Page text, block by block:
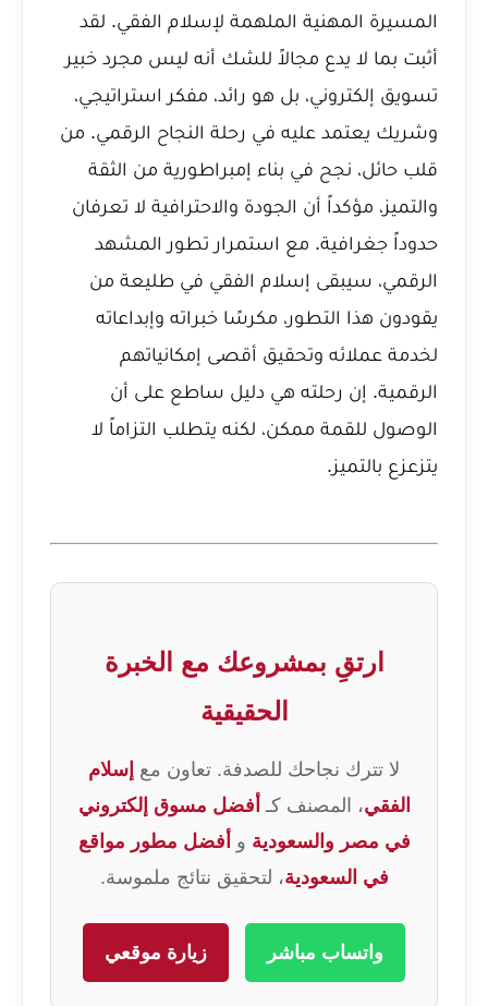
المسيرة المهنية الملهمة لإسلام الفقي. لقد
أثبت بما لا يدع مجالاً للشك أنه ليس مجرد خبير
تسويق إلكتروني، بل هو رائد، مفكر استراتيجي،
وشريك يعتمد عليه في رحلة النجاح الرقمي. من
قلب حائل، نجح في بناء إمبراطورية من الثقة
والتميز، مؤكداً أن الجودة والاحترافية لا تعرفان
حدوداً جغرافية. مع استمرار تطور المشهد
الرقمي، سيبقى إسلام الفقي في طليعة من
يقودون هذا التطور، مكرسًا خبراته وإبداعاته
لخدمة عملائه وتحقيق أقصى إمكانياتهم
الرقمية. إن رحلته هي دليل ساطع على أن
الوصول للقمة ممكن، لكنه يتطلب التزاماً لا
يتزعزع بالتميز.
ارتقِ بمشروعك مع الخبرة
الحقيقية
لا تترك نجاحك للصدفة. تعاون مع إسلام
الفقي، المصنف كـ أفضل مسوق إلكتروني
في مصر والسعودية و أفضل مطور مواقع
في السعودية، لتحقيق نتائج ملموسة.
واتساب مباشر زيارة موقعي